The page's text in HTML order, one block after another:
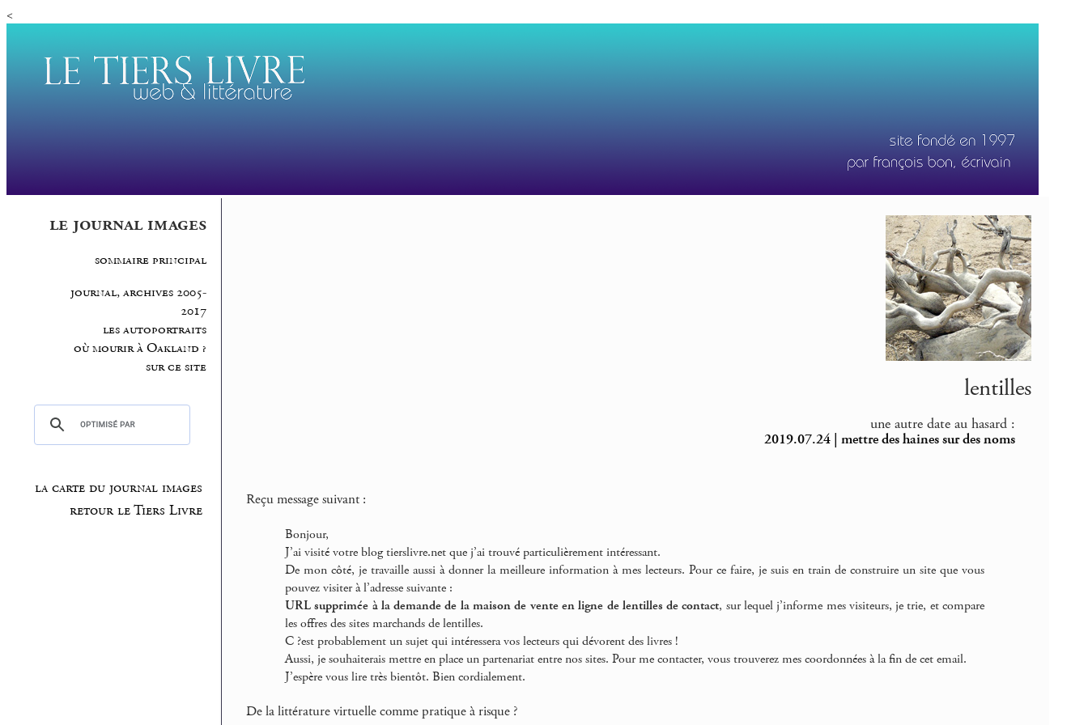
<
le journal images
sommaire principal
journal, archives 2005-
2017
les autoportraits
où mourir à Oakland ?
sur ce site
la carte du journal images
retour le Tiers Livre
lentilles
une autre date au hasard :
2019.07.24 | mettre des haines sur des noms
Reçu message suivant :
Bonjour,
J’ai visité votre blog tierslivre.net que j’ai trouvé particulièrement intéressant.
De mon côté, je travaille aussi à donner la meilleure information à mes lecteurs. Pour ce faire, je suis en train de construire un site que vous
pouvez visiter à l’adresse suivante :
URL supprimée à la demande de la maison de vente en ligne de lentilles de contact, sur lequel j’informe mes visiteurs, je trie, et compare
les offres des sites marchands de lentilles.
C ?est probablement un sujet qui intéressera vos lecteurs qui dévorent des livres !
Aussi, je souhaiterais mettre en place un partenariat entre nos sites. Pour me contacter, vous trouverez mes coordonnées à la fin de cet email.
J’espère vous lire très bientôt. Bien cordialement.
De la littérature virtuelle comme pratique à risque ?